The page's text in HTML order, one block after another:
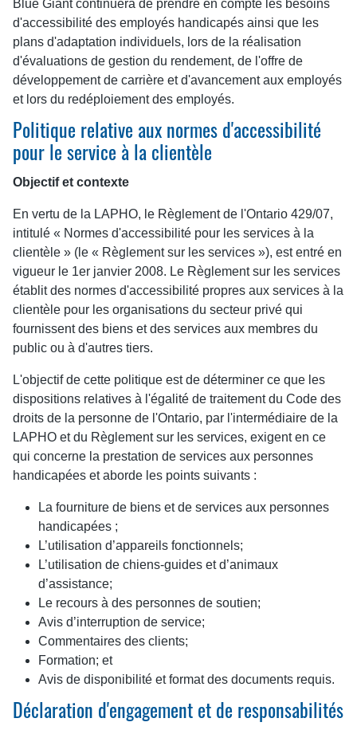
Blue Giant continuera de prendre en compte les besoins
d'accessibilité des employés handicapés ainsi que les
plans d'adaptation individuels, lors de la réalisation
d'évaluations de gestion du rendement, de l'offre de
développement de carrière et d'avancement aux employés
et lors du redéploiement des employés.
Politique relative aux normes d'accessibilité
pour le service à la clientèle
Objectif et contexte
En vertu de la LAPHO, le Règlement de l'Ontario 429/07,
intitulé « Normes d'accessibilité pour les services à la
clientèle » (le « Règlement sur les services »), est entré en
vigueur le 1er janvier 2008. Le Règlement sur les services
établit des normes d'accessibilité propres aux services à la
clientèle pour les organisations du secteur privé qui
fournissent des biens et des services aux membres du
public ou à d'autres tiers.
L'objectif de cette politique est de déterminer ce que les
dispositions relatives à l'égalité de traitement du Code des
droits de la personne de l'Ontario, par l'intermédiaire de la
LAPHO et du Règlement sur les services, exigent en ce
qui concerne la prestation de services aux personnes
handicapées et aborde les points suivants :
La fourniture de biens et de services aux personnes
handicapées ;
L’utilisation d’appareils fonctionnels;
L’utilisation de chiens-guides et d’animaux
d’assistance;
Le recours à des personnes de soutien;
Avis d’interruption de service;
Commentaires des clients;
Formation; et
Avis de disponibilité et format des documents requis.
Déclaration d'engagement et de responsabilités